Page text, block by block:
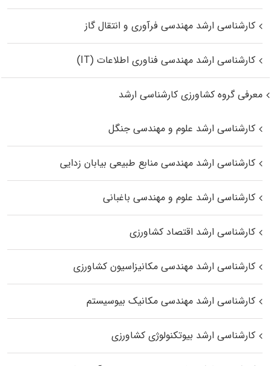
کارشناسی ارشد مهندسی فرآوری و انتقال گاز
کارشناسی ارشد مهندسی فناوری اطلاعات (IT)
معرفی گروه کشاورزی کارشناسی ارشد
کارشناسی ارشد علوم و مهندسی جنگل
کارشناسی ارشد مهندسی منابع طبیعی بیابان زدایی
کارشناسی ارشد علوم و مهندسی باغبانی
کارشناسی ارشد اقتصاد کشاورزی
کارشناسی ارشد مهندسی مکانیزاسیون کشاورزی
کارشناسی ارشد مهندسی مکانیک بیوسیستم
کارشناسی ارشد بیوتکنولوژی کشاورزی